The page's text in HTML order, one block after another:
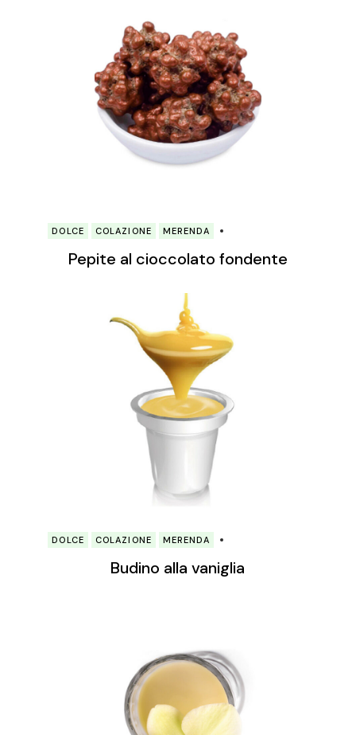
DOLCE COLAZIONE MERENDA
Pepite al cioccolato fondente
DOLCE COLAZIONE MERENDA
Budino alla vaniglia